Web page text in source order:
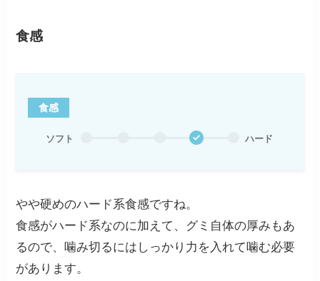
食感
食感
ソフト ハード
やや硬めのハード系食感ですね。
食感がハード系なのに加えて、グミ自体の厚みもあ
るので、噛み切るにはしっかり力を入れて噛む必要
があります。